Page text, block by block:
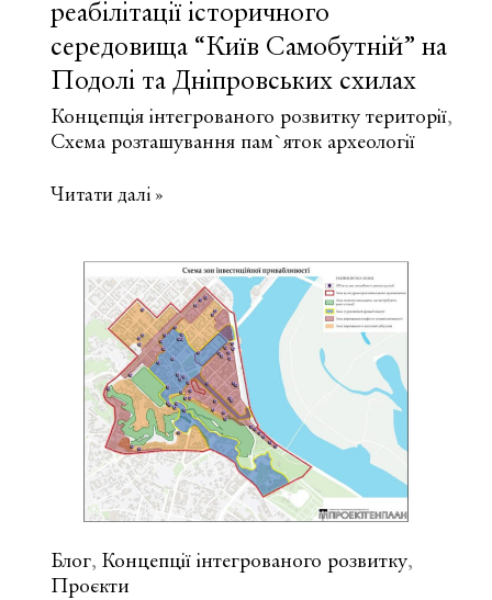
реабілітації історичного
середовища “Київ Самобутній” на
Подолі та Дніпровських схилах
Концепція інтегрованого розвитку території,
Схема розташування пам`яток археології
Концепція
історичного
середовища
“Київ
Самобутній”
Подолі
Дніпровських
схилах
Читати далі »
Блог, Концепції інтегрованого розвитку,
Проєкти